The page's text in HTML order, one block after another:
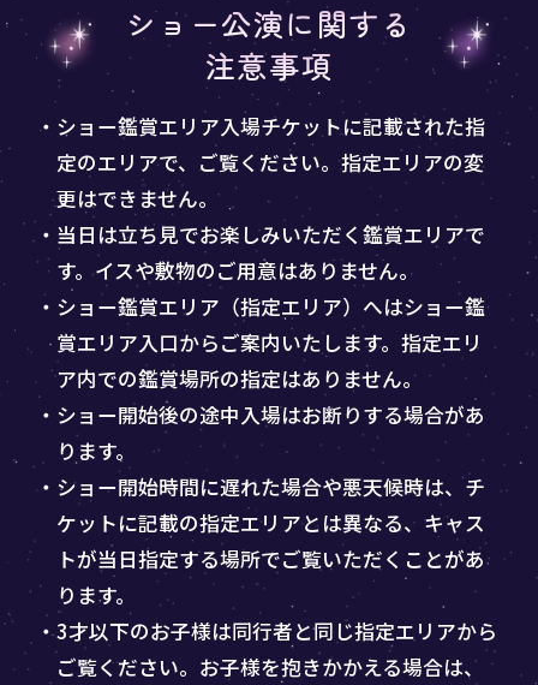
ショー公演に関する
注意事項
・ショー鑑賞エリア入場チケットに記載された指
定のエリアで、ご覧ください。指定エリアの変
更はできません。
・当日は立ち見でお楽しみいただく鑑賞エリアで
す。イスや敷物のご用意はありません。
・ショー鑑賞エリア（指定エリア）へはショー鑑
賞エリア入口からご案内いたします。指定エリ
ア内での鑑賞場所の指定はありません。
・ショー開始後の途中入場はお断りする場合があ
ります。
・ショー開始時間に遅れた場合や悪天候時は、チ
ケットに記載の指定エリアとは異なる、キャス
トが当日指定する場所でご覧いただくことがあ
ります。
・3才以下のお子様は同行者と同じ指定エリアから
ご覧ください。お子様を抱きかかえる場合は、